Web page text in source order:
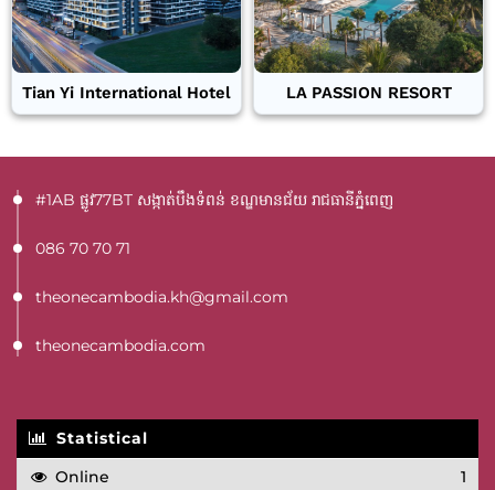
Tian Yi International Hotel LA PASSION RESORT
#1AB ផ្លូវ77BT​ សង្កាត់បឹងទំពន់ ខណ្ឌមានជ័យ រាជធានីភ្នំពេញ
086 70 70 71
theonecambodia.kh@gmail.com
theonecambodia.com
Statistical
Online
1